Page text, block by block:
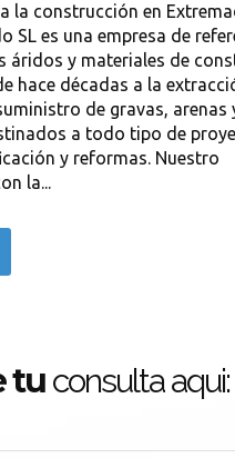
la construcción en
SL es una empresa de
áridos y materiales de
hace décadas a la
de gravas, arenas
a todo tipo de
y reformas. Nuestro
la...
tu consulta aqui: